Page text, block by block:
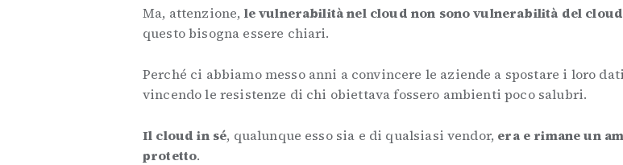
Ma, attenzione, le vulnerabilità nel cloud non sono vulnerabilità del cloud
questo bisogna essere chiari.
Perché ci abbiamo messo anni a convincere le aziende a spostare i loro
vincendo le resistenze di chi obiettava fossero ambienti poco salubri.
Il cloud in sé, qualunque esso sia e di qualsiasi vendor, era e rimane un
protetto.